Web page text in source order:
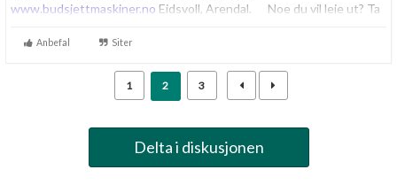
www.budsjettmaskiner.no Eidsvoll, Arendal. Noe du vil leie ut? Ta
Anbefal Siter
1 2 3
Delta i diskusjonen